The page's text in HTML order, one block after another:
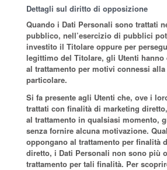
Dettagli sul diritto di opposizione
Quando i Dati Personali sono trattati
pubblico, nell’esercizio di pubblici
investito il Titolare oppure per
legittimo del Titolare, gli Utenti
al trattamento per motivi connessi
particolare.
Si fa presente agli Utenti che, ove i
trattati con finalità di marketing
al trattamento in qualsiasi momento,
senza fornire alcuna motivazione.
oppongano al trattamento per finalità
diretto, i Dati Personali non sono più
trattamento per tali finalità. Per